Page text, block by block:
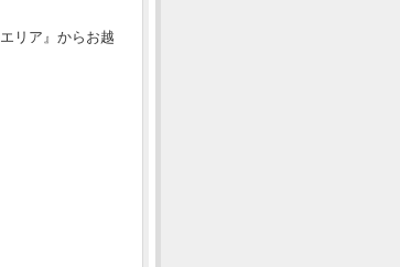
リア』からお越